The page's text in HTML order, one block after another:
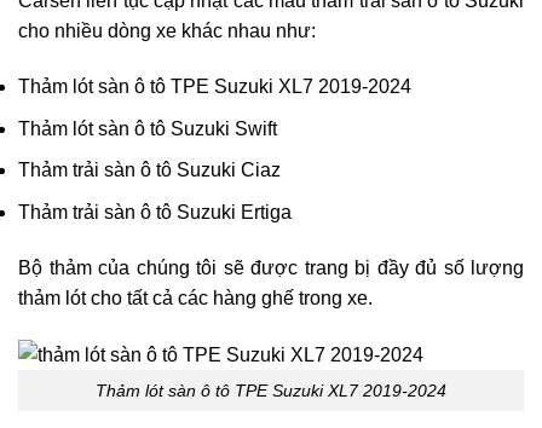
cho nhiều dòng xe khác nhau như:
Thảm lót sàn ô tô TPE Suzuki XL7 2019-2024
Thảm lót sàn ô tô Suzuki Swift
Thảm trải sàn ô tô Suzuki Ciaz
Thảm trải sàn ô tô Suzuki Ertiga
Bộ thảm của chúng tôi sẽ được trang bị đầy đủ số lượng
thảm lót cho tất cả các hàng ghế trong xe.
Thảm lót sàn ô tô TPE Suzuki XL7 2019-2024